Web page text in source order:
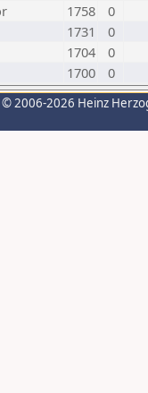
1758
0
1731
0
1704
0
1700 0
© 2006-2026 Heinz